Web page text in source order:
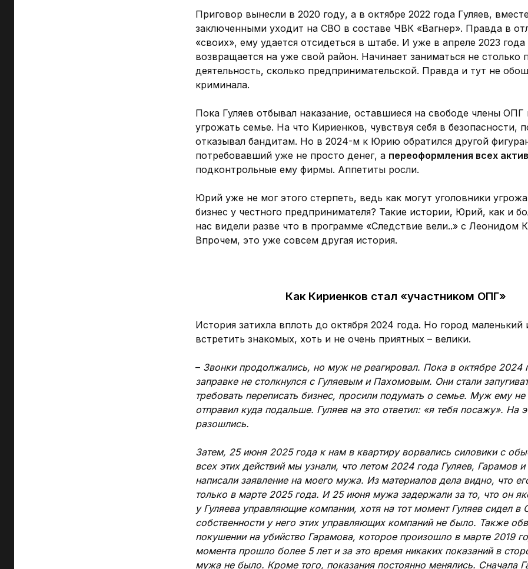
Приговор вынесли в 2020 году, а в октябре 2022 года Гуляев,
заключенными уходит на СВО в составе ЧВК «Вагнер». Правда в
«своих», ему удается отсидеться в штабе. И уже в апреле 2023 года
возвращается на уже свой район. Начинает заниматься не столько
деятельность, сколько предпринимательской. Правда и тут не
криминала.
Пока Гуляев отбывал наказание, оставшиеся на свободе члены
угрожать семье. На что Кириенков, чувствуя себя в безопасности,
отказывал бандитам. Но в 2024-м к Юрию обратился другой
потребовавший уже не просто денег, а переоформления всех
подконтрольные ему фирмы. Аппетиты росли.
Юрий уже не мог этого стерпеть, ведь как могут уголовники
бизнес у честного предпринимателя? Такие истории, Юрий, как и
нас видели разве что в программе «Следствие вели..» с Леонидом
Впрочем, это уже совсем другая история.
Как Кириенков стал «участником ОПГ»
История затихла вплоть до октября 2024 года. Но город
встретить знакомых, хоть и не очень приятных – велики.
– Звонки продолжались, но муж не реагировал. Пока в октябре 2024
заправке не столкнулся с Гуляевым и Пахомовым. Они стали
требовать переписать бизнес, просили подумать о семье. Муж ему не
отправил куда подальше. Гуляев на это ответил: «я тебя посажу». На
разошлись.
Затем, 25 июня 2025 года к нам в квартиру ворвались силовики с
всех этих действий мы узнали, что летом 2024 года Гуляев, Гарамов
написали заявление на моего мужа. Из материалов дела видно, что
только в марте 2025 года. И 25 июня мужа задержали за то, что он
у Гуляева управляющие компании, хотя на тот момент Гуляев сидел
собственности у него этих управляющих компаний не было. Также
покушении на убийство Гарамова, которое произошло в марте 2019
момента прошло более 5 лет и за это время никаких показаний в
мужа не было. Кроме того, показания постоянно менялись. Сначала